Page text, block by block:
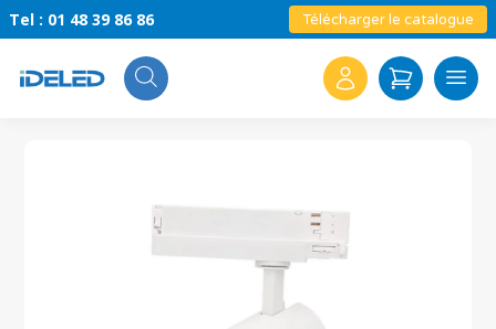
Tel : 01 48 39 86 86 Télécharger le catalogue
Search